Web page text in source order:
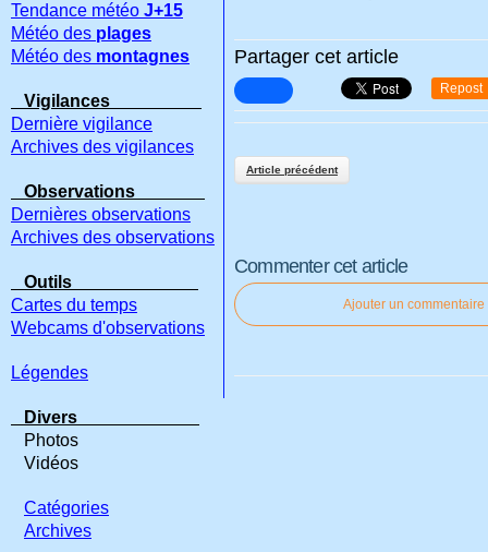
Partager cet article
Repost
Article précédent
Commenter cet article
Ajouter un commentaire
Tendance météo J+15
Météo des plages
Météo des montagnes
Vigilances
Dernière vigilance
Archives des vigilances
Observations
Dernières observations
Archives des observations
Outils
Cartes du temps
Webcams d'observations
Légendes
Divers
Photos
Vidéos
Catégories
Archives